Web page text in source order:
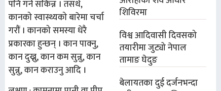
पनि गर्न सकिन्न । तसर्थ,
कानको स्वास्थ्यको बारेमा चर्चा
गरौं । कानको समस्या धेरै
प्रकारका हुन्छन् । कान पाक्नु,
कान दुख्नु, कान कम सुन्नु, कान
सुन्नु, कान कराउनु आदि ।
शिविरमा
विश्व आदिवासी दिवसको
तयारीमा जुट्यो नेपाल
तामाङ घेदुङ
बेलायतका दुई दर्जनभन्दा